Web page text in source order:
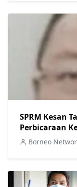
SPRM Kesan
Perbicaraan
Borneo